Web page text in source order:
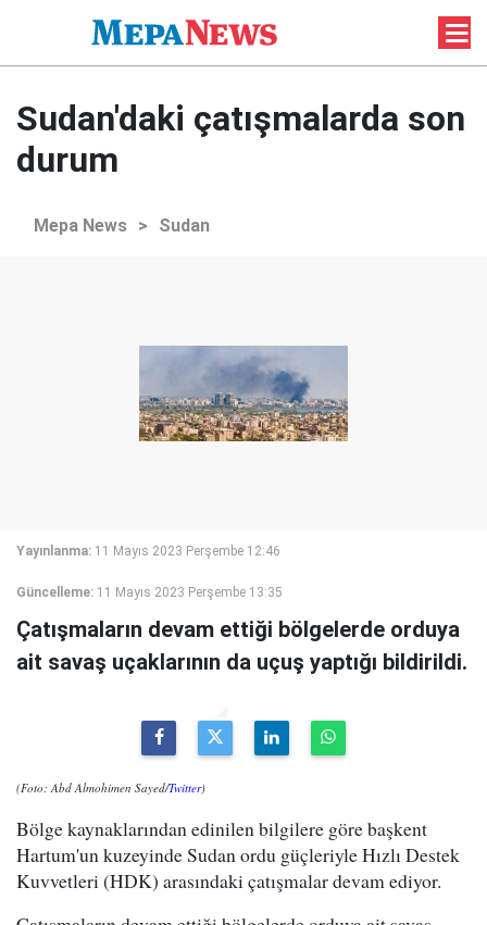
Sudan'daki çatışmalarda son
durum
Mepa News > Sudan
Yayınlanma: 11 Mayıs 2023 Perşembe 12:46
Güncelleme: 11 Mayıs 2023 Perşembe 13:35
Çatışmaların devam ettiği bölgelerde orduya
ait savaş uçaklarının da uçuş yaptığı bildirildi.
(Foto: Abd Almohimen Sayed/Twitter)
Bölge kaynaklarından edinilen bilgilere göre başkent
Hartum'un kuzeyinde Sudan ordu güçleriyle Hızlı Destek
Kuvvetleri (HDK) arasındaki çatışmalar devam ediyor.